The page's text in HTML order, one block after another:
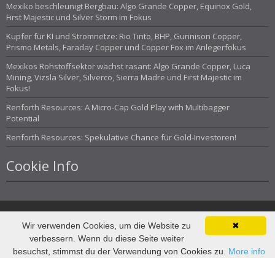
Mexiko beschleunigt Bergbau: Algo Grande Copper, Equinox Gold,
First Majestic und Silver Storm im Fokus
Kupfer für KI und Stromnetze: Rio Tinto, BHP, Gunnison Copper,
Prismo Metals, Faraday Copper und Copper Fox im Anlegerfokus
Mexikos Rohstoffsektor wächst rasant: Algo Grande Copper, Luca
Mining, Vizsla Silver, Silverco, Sierra Madre und First Majestic im
Fokus!
Renforth Resources: A Micro-Cap Gold Play with Multibagger
Potential
Renforth Resources: Spekulative Chance für Gold-Investoren!
Cookie Info
© Investor Magazin 2013
✖
Wir verwenden Cookies, um die Website zu
verbessern. Wenn du diese Seite weiter
besuchst, stimmst du der Verwendung von Cookies zu. More info